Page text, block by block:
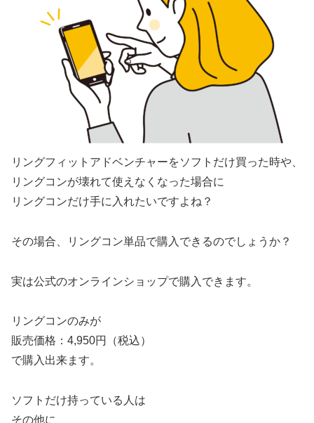
リングフィットアドベンチャーをソフトだけ買った時や、
リングコンが壊れて使えなくなった場合に
リングコンだけ手に入れたいですよね？
その場合、リングコン単品で購入できるのでしょうか？
実は公式のオンラインショップで購入できます。
リングコンのみが
販売価格：4,950円（税込）
で購入出来ます。
ソフトだけ持っている人は
その他に